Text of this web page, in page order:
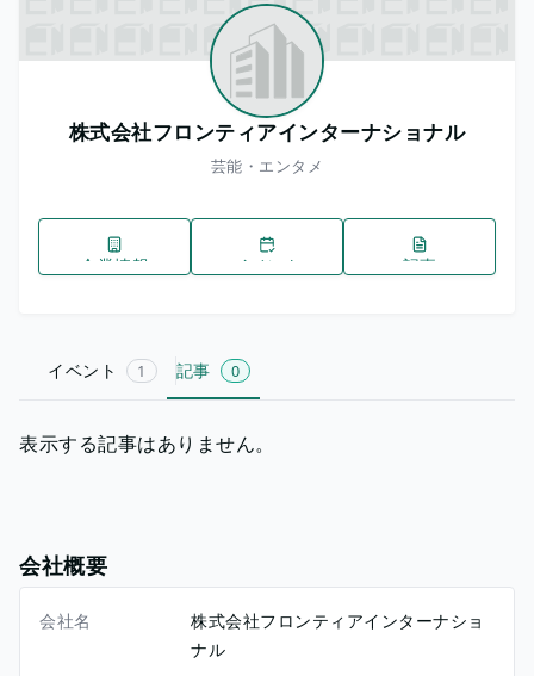
株式会社フロンティアインターナショナル
芸能・エンタメ
企業情報 イベント 記事
イベント 1 記事 0
表示する記事はありません。
会社概要
会社名
株式会社フロンティアインターナショ
ナル